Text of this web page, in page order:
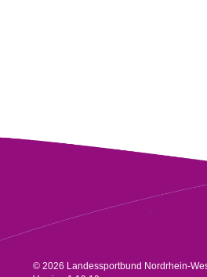
© 2026 Landessportbund Nordrhein-